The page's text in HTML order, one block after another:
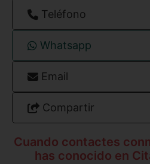
Teléfono
Whatsapp
Email
Compartir
Cuando contactes
has conocido en